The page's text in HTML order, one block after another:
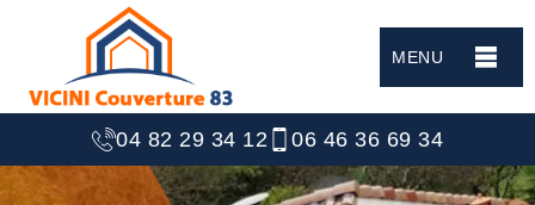
MENU
04 82 29 34 12 06 46 36 69 34